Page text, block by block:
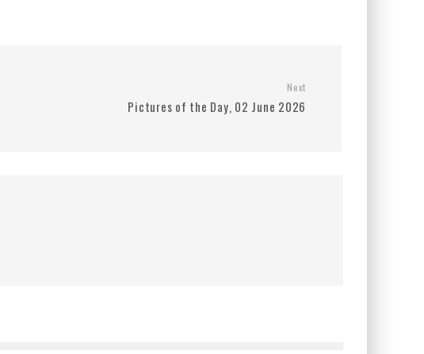
Next
Pictures of the Day, 02 June 2026